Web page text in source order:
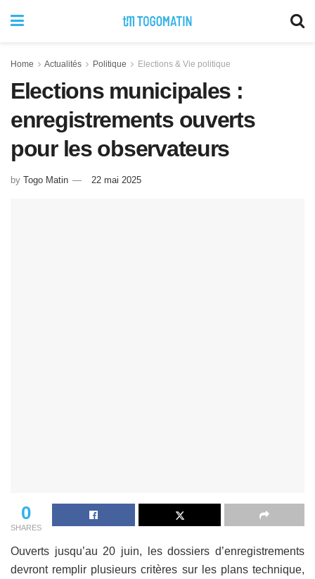
Home Actualités Politique Elections & Vie politique
Elections municipales :
enregistrements ouverts
pour les observateurs
by Togo Matin 22 mai 2025
0
SHARES
Ouverts jusqu’au 20 juin, les dossiers d’enregistrements
devront remplir plusieurs critères sur les plans technique,